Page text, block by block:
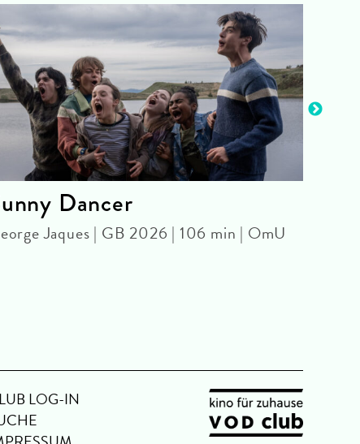
Dancer
Jaques | GB 2026 | 106 min | OmU
LOG-IN